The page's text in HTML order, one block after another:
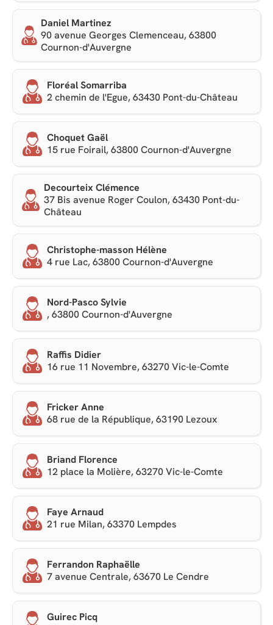
Daniel Martinez
90 avenue Georges Clemenceau, 63800
Cournon-d'Auvergne
Floréal Somarriba
2 chemin de l'Egue, 63430 Pont-du-Château
Choquet Gaël
15 rue Foirail, 63800 Cournon-d'Auvergne
Decourteix Clémence
37 Bis avenue Roger Coulon, 63430 Pont-du-
Château
Christophe-masson Hélène
4 rue Lac, 63800 Cournon-d'Auvergne
Nord-Pasco Sylvie
, 63800 Cournon-d'Auvergne
Raffis Didier
16 rue 11 Novembre, 63270 Vic-le-Comte
Fricker Anne
68 rue de la République, 63190 Lezoux
Briand Florence
12 place la Molière, 63270 Vic-le-Comte
Faye Arnaud
21 rue Milan, 63370 Lempdes
Ferrandon Raphaëlle
7 avenue Centrale, 63670 Le Cendre
Guirec Picq